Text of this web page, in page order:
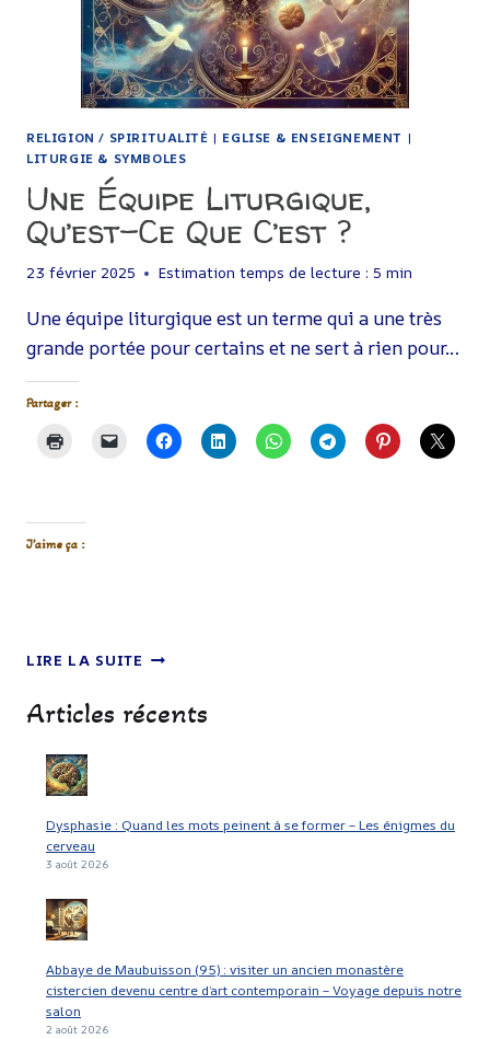
RELIGION / SPIRITUALITÉ | EGLISE & ENSEIGNEMENT |
LITURGIE & SYMBOLES
Une Équipe Liturgique,
Qu’est-Ce Que C’est ?
23 février 2025 Estimation temps de lecture : 5 min
Une équipe liturgique est un terme qui a une très
grande portée pour certains et ne sert à rien pour…
Partager :
J’aime ça :
LIRE LA SUITE UNE
LITURGIQUE,
QU’EST-
Articles récents
Dysphasie : Quand les mots peinent à se former – Les énigmes du
cerveau
3 août 2026
Abbaye de Maubuisson (95) : visiter un ancien monastère
cistercien devenu centre d’art contemporain – Voyage depuis notre
salon
2 août 2026